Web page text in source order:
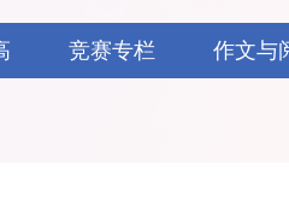
竞赛专栏 作文与